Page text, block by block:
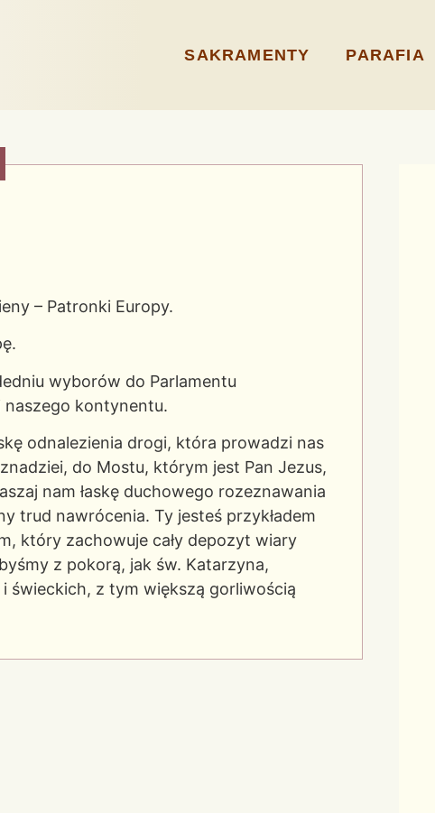
SAKRAMENTY PARAFIA
– Patronki Europy.
wyborów do Parlamentu
kontynentu.
odnalezienia drogi, która prowadzi nas
do Mostu, którym jest Pan Jezus,
nam łaskę duchowego rozeznawania
trud nawrócenia. Ty jesteś przykładem
który zachowuje cały depozyt wiary
z pokorą, jak św. Katarzyna,
świeckich, z tym większą gorliwością